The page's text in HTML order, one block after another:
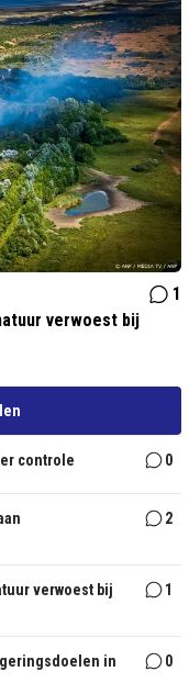
1
verwoest bij
controle 0
2
verwoest bij
1
in
0